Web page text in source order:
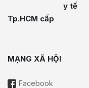
y tế
Tp.HCM cấp
MẠNG XÃ HỘI
Facebook